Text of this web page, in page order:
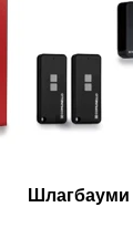
Шлагбауми